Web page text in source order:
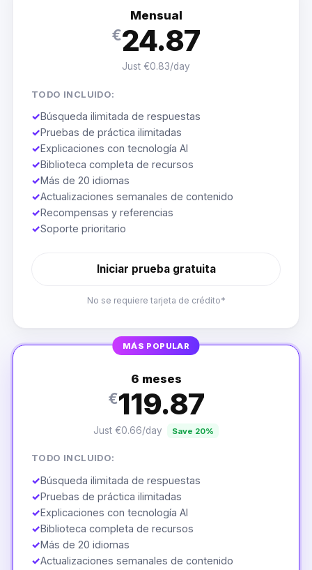
Mensual
€24.87
Just €0.83/day
TODO INCLUIDO:
✓Búsqueda ilimitada de respuestas
✓Pruebas de práctica ilimitadas
✓Explicaciones con tecnología AI
✓Biblioteca completa de recursos
✓Más de 20 idiomas
✓Actualizaciones semanales de contenido
✓Recompensas y referencias
✓Soporte prioritario
Iniciar prueba gratuita
No se requiere tarjeta de crédito*
MÁS POPULAR
6 meses
€119.87
Just €0.66/day Save 20%
TODO INCLUIDO:
✓Búsqueda ilimitada de respuestas
✓Pruebas de práctica ilimitadas
✓Explicaciones con tecnología AI
✓Biblioteca completa de recursos
✓Más de 20 idiomas
✓Actualizaciones semanales de contenido